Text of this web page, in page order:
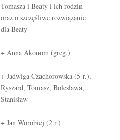
Tomasza i Beaty i ich rodzin
oraz o szczęśliwe rozwiązanie
dla Beaty
+ Anna Akonom (greg.)
+ Jadwiga Czachorowska (5 r.),
Ryszard, Tomasz, Bolesława,
Stanisław
+ Jan Worobiej (2 r.)